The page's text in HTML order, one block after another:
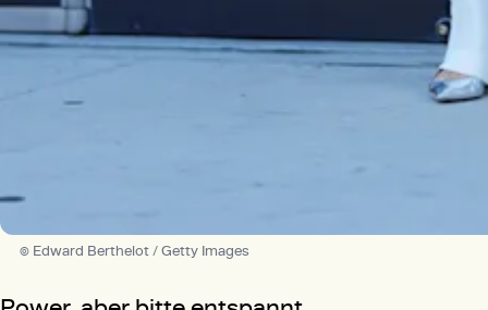
© Edward Berthelot / Getty Images